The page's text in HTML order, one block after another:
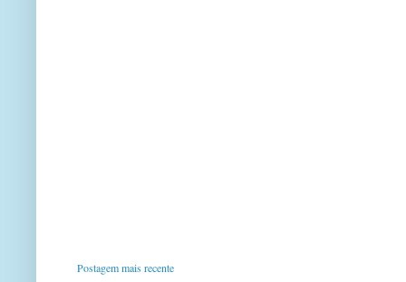
Postagem mais recente